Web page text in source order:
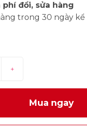
phí đổi, sửa hàng
trong 30 ngày
+
Mua ngay